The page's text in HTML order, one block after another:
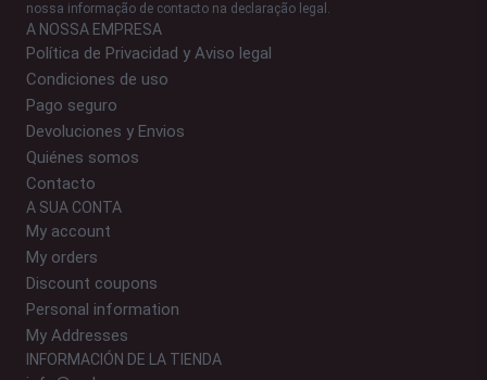
nossa informação de contacto na declaração legal.
A NOSSA EMPRESA
Política de Privacidad y Aviso legal
Condiciones de uso
Pago seguro
Devoluciones y Envios
Quiénes somos
Contacto
A SUA CONTA
My account
My orders
Discount coupons
Personal information
My Addresses
INFORMACIÓN DE LA TIENDA